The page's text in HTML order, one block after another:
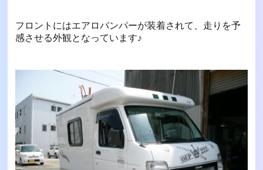
フロントにはエアロバンパーが装着されて、走りを予
感させる外観となっています♪